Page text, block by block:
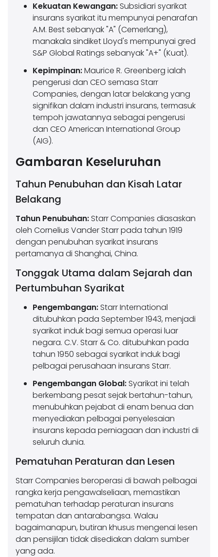
Kekuatan Kewangan: Subsidiari syarikat
insurans syarikat itu mempunyai penarafan
A.M. Best sebanyak "A" (Cemerlang),
manakala sindiket Lloyd's mempunyai gred
S&P Global Ratings sebanyak "A+" (Kuat).
Kepimpinan:Maurice R. Greenberg ialah
pengerusi dan CEO semasa Starr
Companies, dengan latar belakang yang
signifikan dalam industri insurans, termasuk
tempoh jawatannya sebagai pengerusi
dan CEO American International Group
(AIG).
Gambaran Keseluruhan
Tahun Penubuhan dan Kisah Latar
Belakang
Tahun Penubuhan: Starr Companies diasaskan
oleh Cornelius Vander Starr pada tahun 1919
dengan penubuhan syarikat insurans
pertamanya di Shanghai, China.
Tonggak Utama dalam Sejarah dan
Pertumbuhan Syarikat
Pengembangan: Starr International
ditubuhkan pada September 1943, menjadi
syarikat induk bagi semua operasi luar
negara. C.V. Starr & Co. ditubuhkan pada
tahun 1950 sebagai syarikat induk bagi
pelbagai perusahaan insurans Starr.
Pengembangan Global: Syarikat ini telah
berkembang pesat sejak bertahun-tahun,
menubuhkan pejabat di enam benua dan
menyediakan pelbagai penyelesaian
insurans kepada perniagaan dan industri di
seluruh dunia.
Pematuhan Peraturan dan Lesen
Starr Companies beroperasi di bawah pelbagai
rangka kerja pengawalseliaan, memastikan
pematuhan terhadap peraturan insurans
tempatan dan antarabangsa. Walau
bagaimanapun, butiran khusus mengenai lesen
dan pensijilan tidak disediakan dalam sumber
yang ada.